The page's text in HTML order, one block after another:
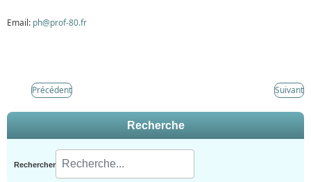
Email: ph@prof-80.fr
Précédent Suivant
Recherche
Rechercher